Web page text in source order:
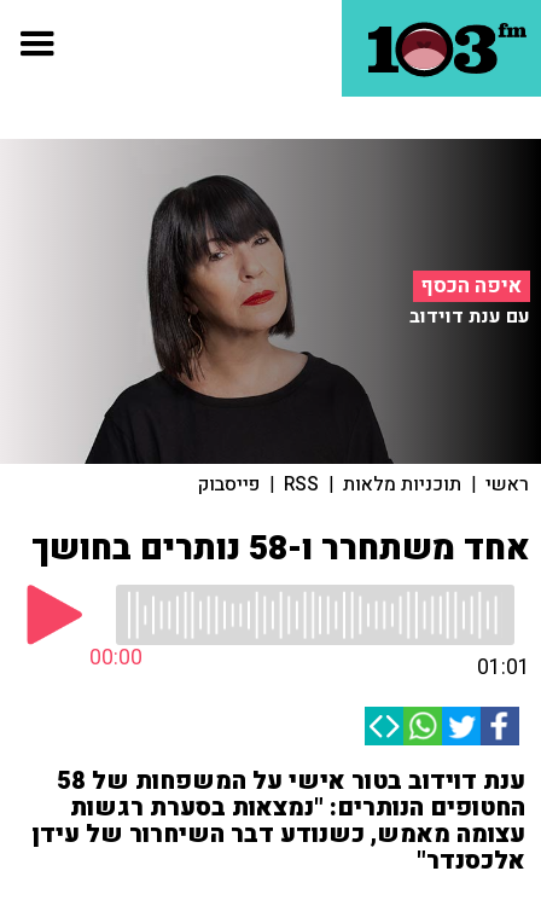
איפה הכסף
עם ענת דוידוב
ראשי | תוכניות מלאות |
RSS
| פייסבוק
אחד משתחרר ו-58 נותרים בחושך
00:00 01:01
ענת דוידוב בטור אישי על המשפחות של 58
החטופים הנותרים: "נמצאות בסערת רגשות
עצומה מאמש, כשנודע דבר השיחרור של עידן
אלכסנדר"